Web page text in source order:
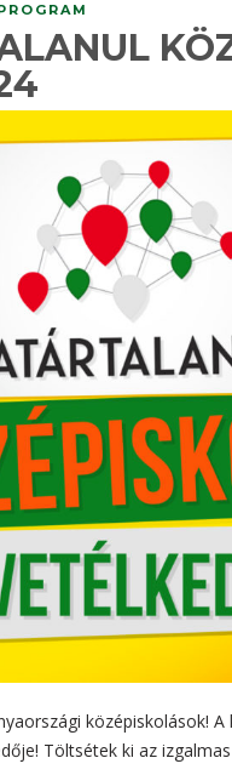
középiskolások!
Töltsétek ki az